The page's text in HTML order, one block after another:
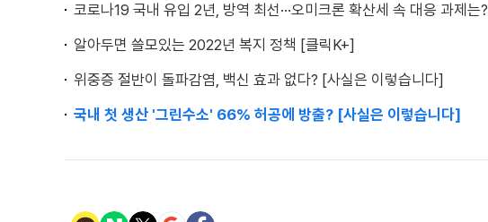
코로나19 국내 유입 2년, 방역 최선···오미크론 확산세 속 대응 과제는?
알아두면 쓸모있는 2022년 복지 정책 [클릭K+]
위중증 절반이 돌파감염, 백신 효과 없다? [사실은 이렇습니다]
국내 첫 생산 '그린수소' 66% 허공에 방출? [사실은 이렇습니다]